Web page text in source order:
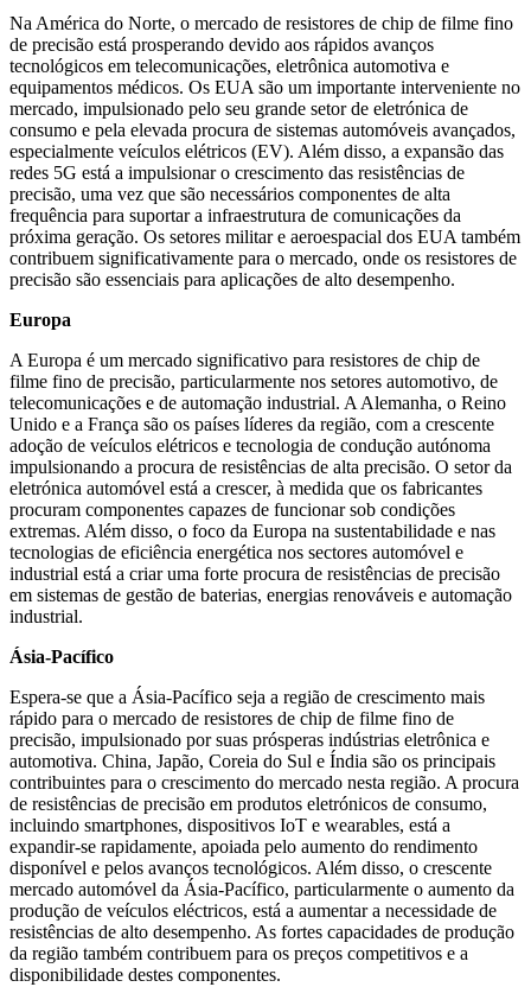
Na América do Norte, o mercado de resistores de chip de filme fino
de precisão está prosperando devido aos rápidos avanços
tecnológicos em telecomunicações, eletrônica automotiva e
equipamentos médicos. Os EUA são um importante interveniente no
mercado, impulsionado pelo seu grande setor de eletrónica de
consumo e pela elevada procura de sistemas automóveis avançados,
especialmente veículos elétricos (EV). Além disso, a expansão das
redes 5G está a impulsionar o crescimento das resistências de
precisão, uma vez que são necessários componentes de alta
frequência para suportar a infraestrutura de comunicações da
próxima geração. Os setores militar e aeroespacial dos EUA também
contribuem significativamente para o mercado, onde os resistores de
precisão são essenciais para aplicações de alto desempenho.
Europa
A Europa é um mercado significativo para resistores de chip de
filme fino de precisão, particularmente nos setores automotivo, de
telecomunicações e de automação industrial. A Alemanha, o Reino
Unido e a França são os países líderes da região, com a crescente
adoção de veículos elétricos e tecnologia de condução autónoma
impulsionando a procura de resistências de alta precisão. O setor da
eletrónica automóvel está a crescer, à medida que os fabricantes
procuram componentes capazes de funcionar sob condições
extremas. Além disso, o foco da Europa na sustentabilidade e nas
tecnologias de eficiência energética nos sectores automóvel e
industrial está a criar uma forte procura de resistências de precisão
em sistemas de gestão de baterias, energias renováveis ​​e automação
industrial.
Ásia-Pacífico
Espera-se que a Ásia-Pacífico seja a região de crescimento mais
rápido para o mercado de resistores de chip de filme fino de
precisão, impulsionado por suas prósperas indústrias eletrônica e
automotiva. China, Japão, Coreia do Sul e Índia são os principais
contribuintes para o crescimento do mercado nesta região. A procura
de resistências de precisão em produtos eletrónicos de consumo,
incluindo smartphones, dispositivos IoT e wearables, está a
expandir-se rapidamente, apoiada pelo aumento do rendimento
disponível e pelos avanços tecnológicos. Além disso, o crescente
mercado automóvel da Ásia-Pacífico, particularmente o aumento da
produção de veículos eléctricos, está a aumentar a necessidade de
resistências de alto desempenho. As fortes capacidades de produção
da região também contribuem para os preços competitivos e a
disponibilidade destes componentes.